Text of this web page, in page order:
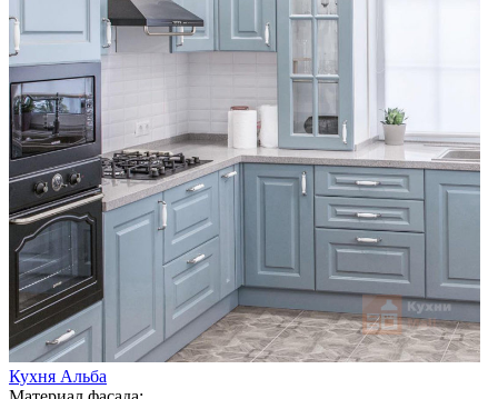
Кухня Альба